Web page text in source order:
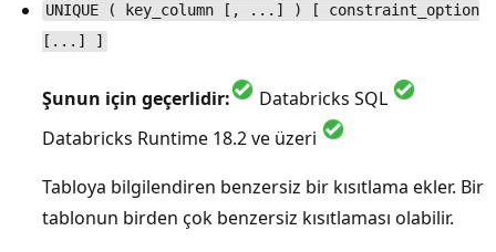
UNIQUE ( key_column [, ...] ) [ constraint_option
[...] ]
Şunun için geçerlidir:
Databricks SQL
Databricks Runtime 18.2 ve üzeri
Tabloya bilgilendiren benzersiz bir kısıtlama ekler. Bir
tablonun birden çok benzersiz kısıtlaması olabilir.